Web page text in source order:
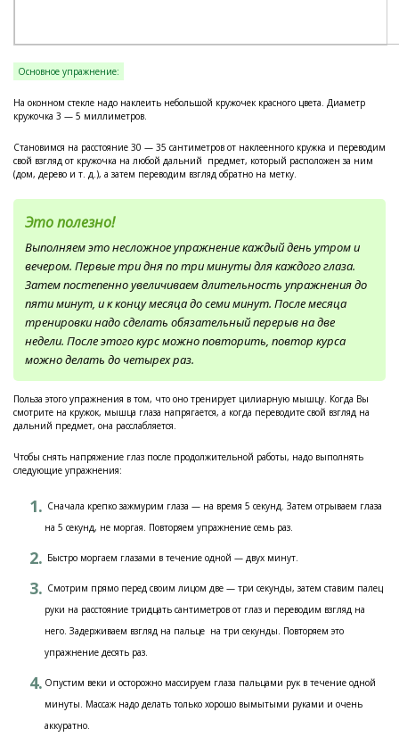
Основное упражнение:
На оконном стекле надо наклеить небольшой кружочек красного цвета. Диаметр
кружочка 3 — 5 миллиметров.
Становимся на расстояние 30 — 35 сантиметров от наклеенного кружка и переводим
свой взгляд от кружочка на любой дальний предмет, который расположен за ним
(дом, дерево и т. д.), а затем переводим взгляд обратно на метку.
Это полезно!
Выполняем это несложное упражнение каждый день утром и
вечером. Первые три дня по три минуты для каждого глаза.
Затем постепенно увеличиваем длительность упражнения до
пяти минут, и к концу месяца до семи минут. После месяца
тренировки надо сделать обязательный перерыв на две
недели. После этого курс можно повторить, повтор курса
можно делать до четырех раз.
Польза этого упражнения в том, что оно тренирует цилиарную мышцу. Когда Вы
смотрите на кружок, мышца глаза напрягается, а когда переводите свой взгляд на
дальний предмет, она расслабляется.
Чтобы снять напряжение глаз после продолжительной работы, надо выполнять
следующие упражнения:
Сначала крепко зажмурим глаза — на время 5 секунд. Затем отрываем глаза
на 5 секунд, не моргая. Повторяем упражнение семь раз.
Быстро моргаем глазами в течение одной — двух минут.
Смотрим прямо перед своим лицом две — три секунды, затем ставим палец
руки на расстояние тридцать сантиметров от глаз и переводим взгляд на
него. Задерживаем взгляд на пальце на три секунды. Повторяем это
упражнение десять раз.
Опустим веки и осторожно массируем глаза пальцами рук в течение одной
минуты. Массаж надо делать только хорошо вымытыми руками и очень
аккуратно.